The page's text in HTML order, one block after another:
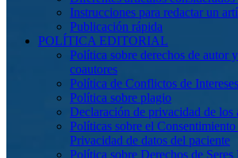
Instrucciones para redactar un
Publicación rápida
POLÍTICA EDITORIAL
Política sobre derechos de autor
coautores
Política de Conflictos de Intereses
Política sobre plagio
Declaración de privacidad de los
Políticas sobre el
Privacidad de datos del paciente
Política sobre Derechos de